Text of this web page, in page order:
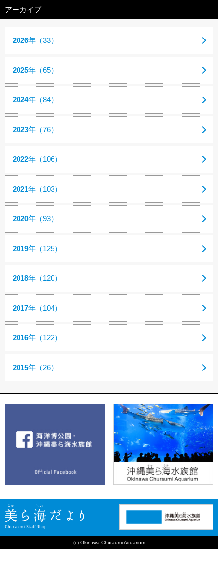
アーカイブ
2026年（33）
2025年（65）
2024年（84）
2023年（76）
2022年（106）
2021年（103）
2020年（93）
2019年（125）
2018年（120）
2017年（104）
2016年（122）
2015年（26）
(c) Okinawa Churaumi Aquarium